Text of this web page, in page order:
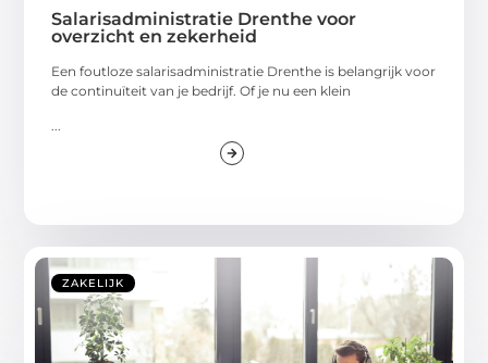
Salarisadministratie Drenthe voor
overzicht en zekerheid
Een foutloze salarisadministratie Drenthe is belangrijk voor
de continuïteit van je bedrijf. Of je nu een klein
...
ZAKELIJK